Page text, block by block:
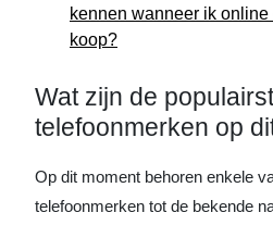
kennen wanneer ik
koop?
Wat zijn de
telefoonmerken op
Op dit moment behoren enkele
telefoonmerken tot de bekende